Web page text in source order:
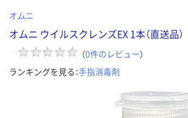
オムニ
オムニ ウイルスクレンズEX 1本（直送品）
（0件のレビュー）
ランキングを見る：手指消毒剤